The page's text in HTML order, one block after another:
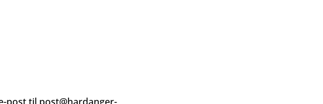
post til post@hardanger-